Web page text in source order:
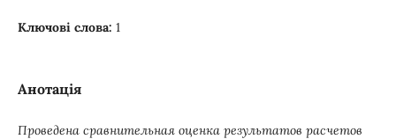
Ключові слова: 1
Анотація
Проведена сравнительная оценка результатов расчетов